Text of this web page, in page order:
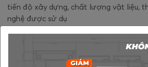
tiến độ xây dựng, chất lượng vật liệu,
nghệ được sử dụ
5/ Đảm bảo bảo hiểm cho
Trong quá trình xây dựng, có thể xảy ra